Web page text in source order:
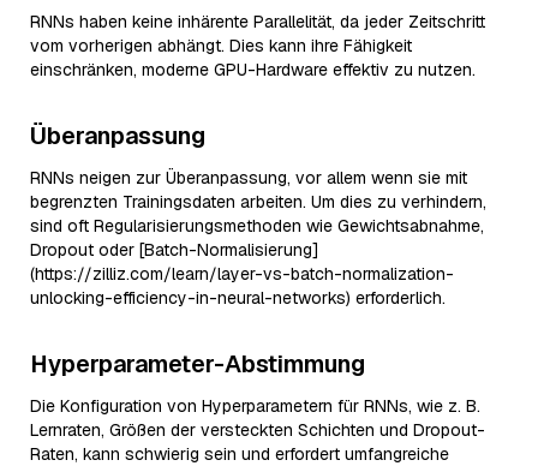
RNNs haben keine inhärente Parallelität, da jeder Zeitschritt
vom vorherigen abhängt. Dies kann ihre Fähigkeit
einschränken, moderne GPU-Hardware effektiv zu nutzen.
Überanpassung
RNNs neigen zur Überanpassung, vor allem wenn sie mit
begrenzten Trainingsdaten arbeiten. Um dies zu verhindern,
sind oft Regularisierungsmethoden wie Gewichtsabnahme,
Dropout oder [Batch-Normalisierung]
(https://zilliz.com/learn/layer-vs-batch-normalization-
unlocking-efficiency-in-neural-networks) erforderlich.
Hyperparameter-Abstimmung
Die Konfiguration von Hyperparametern für RNNs, wie z. B.
Lernraten, Größen der versteckten Schichten und Dropout-
Raten, kann schwierig sein und erfordert umfangreiche